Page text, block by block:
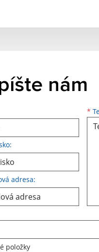
nám
adresa:
adresa *
položky